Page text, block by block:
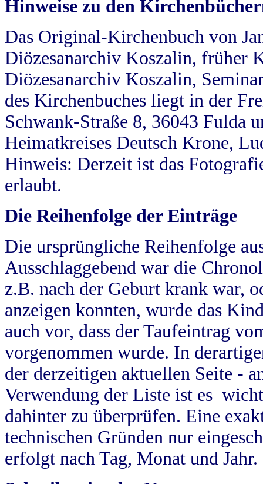
Hinweise zu den
Das Original-Kirchenbuch von
Diözesanarchiv Koszalin, früher
Diözesanarchiv Koszalin,
des Kirchenbuches liegt in der
Schwank-Straße 8, 36043 Fulda
Heimatkreises Deutsch Krone,
Hinweis: Derzeit ist das
erlaubt.
Die Reihenfolge der Einträge
Die ursprüngliche Reihenfolge
Ausschlaggebend war die
z.B. nach der Geburt krank war,
anzeigen konnten, wurde das
auch vor, dass der Taufeintrag
vorgenommen wurde. In
der derzeitigen aktuellen Seite -
Verwendung der Liste ist es
dahinter zu überprüfen. Eine
technischen Gründen nur
erfolgt nach Tag, Monat und Jahr.